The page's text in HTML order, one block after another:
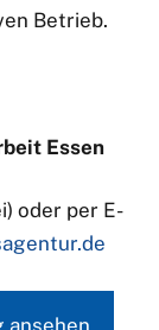
Betrieb.
Essen
oder per E-
ansehen